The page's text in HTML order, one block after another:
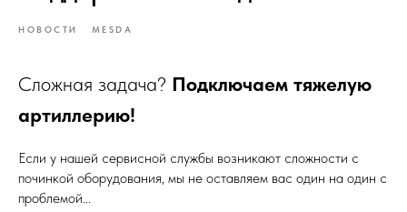
НОВОСТИ MESDA
Сложная задача? Подключаем тяжелую
артиллерию!
Если у нашей сервисной службы возникают сложности с
починкой оборудования, мы не оставляем вас один на один с
проблемой...